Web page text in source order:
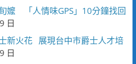
嬤 「人情味GPS」10分鐘找回
日
新火花 展現台中市爵士人才培
日